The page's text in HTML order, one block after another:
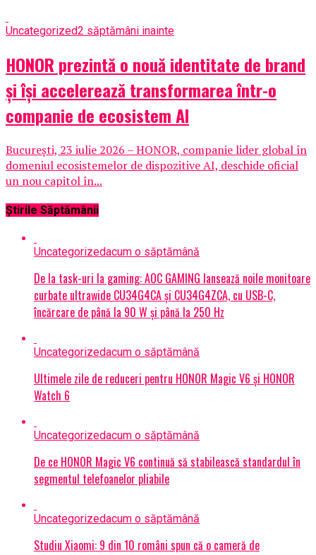
Uncategorized2 săptămâni inainte
HONOR prezintă o nouă identitate de brand
și își accelerează transformarea într-o
companie de ecosistem AI
București, 23 iulie 2026 – HONOR, companie lider global în
domeniul ecosistemelor de dispozitive AI, deschide oficial
un nou capitol în...
Știrile Săptămânii
Uncategorizedacum o săptămână
De la task-uri la gaming: AOC GAMING lansează noile monitoare
curbate ultrawide CU34G4CA și CU34G4ZCA, cu USB-C,
încărcare de până la 90 W și până la 250 Hz
Uncategorizedacum o săptămână
Ultimele zile de reduceri pentru HONOR Magic V6 și HONOR
Watch 6
Uncategorizedacum o săptămână
De ce HONOR Magic V6 continuă să stabilească standardul în
segmentul telefoanelor pliabile
Uncategorizedacum o săptămână
Studiu Xiaomi: 9 din 10 români spun că o cameră de